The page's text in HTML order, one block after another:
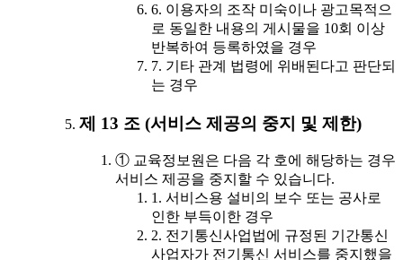
6. 이용자의 조작 미숙이나 광고목적으
로 동일한 내용의 게시물을 10회 이상
반복하여 등록하였을 경우
7. 기타 관계 법령에 위배된다고 판단되
는 경우
제 13 조 (서비스 제공의 중지 및 제한)
① 교육정보원은 다음 각 호에 해당하는 경우
서비스 제공을 중지할 수 있습니다.
1. 서비스용 설비의 보수 또는 공사로
인한 부득이한 경우
2. 전기통신사업법에 규정된 기간통신
사업자가 전기통신 서비스를 중지했을